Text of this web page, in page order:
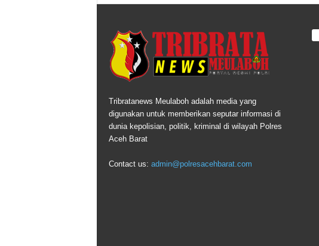
Tribratanews Meulaboh adalah media yang
digunakan untuk memberikan seputar informasi di
dunia kepolisian, politik, kriminal di wilayah Polres
Aceh Barat
Contact us: admin@polresacehbarat.com